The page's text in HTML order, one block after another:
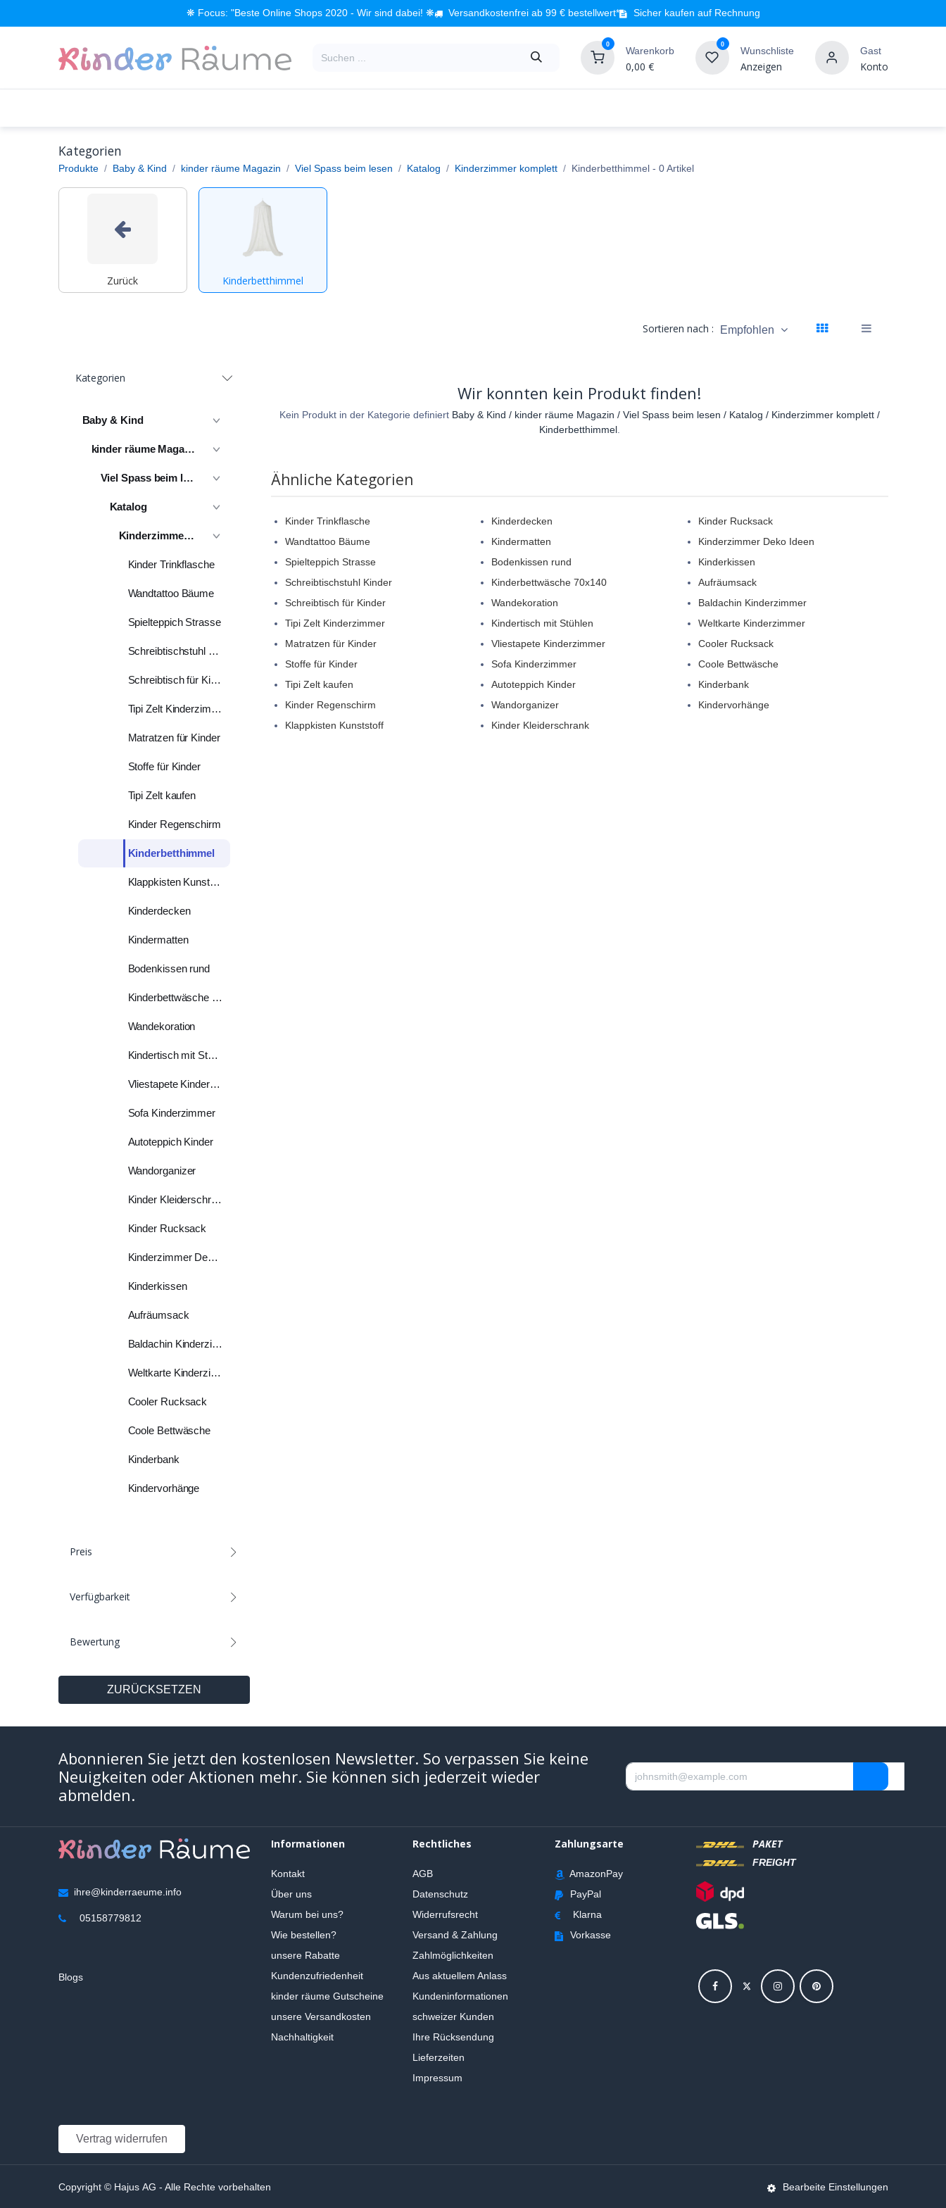
❋ Focus: "Beste Online Shops 2020 - Wir sind dabei! ❋ Versandkostenfrei ab 99 € bestellwert* Sicher kaufen auf Rechnung
0
Warenkorb
0,00 €
0
Wunschliste
Anzeigen
Gast
Konto
Kategorien
Produkte Baby & Kind kinder räume Magazin Viel Spass beim lesen Katalog Kinderzimmer komplett Kinderbetthimmel- 0 Artikel
Zurück Kinderbetthimmel
Sortieren nach : Empfohlen
Kategorien
Baby & Kind
kinder räume Magazin
Viel Spass beim lesen
Katalog
Kinderzimmer komplett
Kinder Trinkflasche
Wandtattoo Bäume
Spielteppich Strasse
Schreibtischstuhl Kinder
Schreibtisch für Kinder
Tipi Zelt Kinderzimmer
Matratzen für Kinder
Stoffe für Kinder
Tipi Zelt kaufen
Kinder Regenschirm
Kinderbetthimmel
Klappkisten Kunststoff
Kinderdecken
Kindermatten
Bodenkissen rund
Kinderbettwäsche 70x140
Wandekoration
Kindertisch mit Stühlen
Vliestapete Kinderzimmer
Sofa Kinderzimmer
Autoteppich Kinder
Wandorganizer
Kinder Kleiderschrank
Kinder Rucksack
Kinderzimmer Deko Ideen
Kinderkissen
Aufräumsack
Baldachin Kinderzimmer
Weltkarte Kinderzimmer
Cooler Rucksack
Coole Bettwäsche
Kinderbank
Kindervorhänge
Preis
Verfügbarkeit
Bewertung
ZURÜCKSETZEN
Wir konnten kein Produkt finden!
Kein Produkt in der Kategorie definiert Baby & Kind / kinder räume Magazin / Viel Spass beim lesen / Katalog / Kinderzimmer komplett /
Kinderbetthimmel.
Ähnliche Kategorien
Kinder Trinkflasche
Wandtattoo Bäume
Spielteppich Strasse
Schreibtischstuhl Kinder
Schreibtisch für Kinder
Tipi Zelt Kinderzimmer
Matratzen für Kinder
Stoffe für Kinder
Tipi Zelt kaufen
Kinder Regenschirm
Klappkisten Kunststoff
Kinderdecken
Kindermatten
Bodenkissen rund
Kinderbettwäsche 70x140
Wandekoration
Kindertisch mit Stühlen
Vliestapete Kinderzimmer
Sofa Kinderzimmer
Autoteppich Kinder
Wandorganizer
Kinder Kleiderschrank
Kinder Rucksack
Kinderzimmer Deko Ideen
Kinderkissen
Aufräumsack
Baldachin Kinderzimmer
Weltkarte Kinderzimmer
Cooler Rucksack
Coole Bettwäsche
Kinderbank
Kindervorhänge
Abonnieren Sie jetzt den kostenlosen Newsletter. So verpassen Sie keine
Neuigkeiten oder Aktionen mehr. Sie können sich jederzeit wieder
abmelden.
ihre@kinderraeume.info
05158779812
Blogs
Informationen
Kontakt
Über uns
Warum bei uns?
Wie bestellen?
unsere Rabatte
Kundenzufriedenheit
kinder räume Gutscheine
unsere Versandkosten
Nachhaltigkeit
Rechtliches
AGB
Datenschutz
Widerrufsrecht
Versand & Zahlung
Zahlmöglichkeiten
Aus aktuellem Anlass
Kundeninformationen
schweizer Kunden
Ihre Rücksendung
Lieferzeiten
Impressum
Zahlungsarte
AmazonPay
PayPal
Klarna
Vorkasse
PAKET
FREIGHT
Vertrag widerrufen
Copyright © Hajus AG - Alle Rechte vorbehalten Bearbeite Einstellungen